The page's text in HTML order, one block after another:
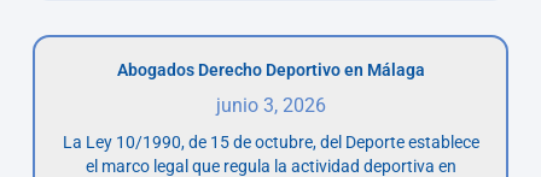
Abogados Derecho Deportivo en Málaga
junio 3, 2026
La Ley 10/1990, de 15 de octubre, del Deporte establece
el marco legal que regula la actividad deportiva en